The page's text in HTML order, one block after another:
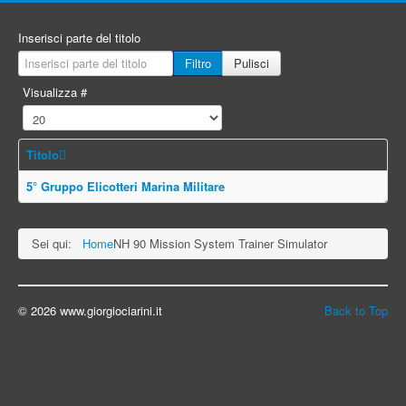
Inserisci parte del titolo
Filtro
Pulisci
Visualizza #
Titolo
5° Gruppo Elicotteri Marina Militare
Sei qui: HomeNH 90 Mission System Trainer Simulator
Back to Top
© 2026 www.giorgiociarini.it